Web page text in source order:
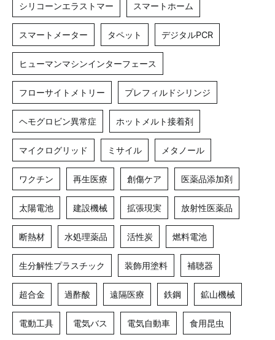
シリコーンエラストマー スマートホーム
スマートメーター タペット デジタルPCR
ヒューマンマシンインターフェース
フローサイトメトリー プレフィルドシリンジ
ヘモグロビン異常症 ホットメルト接着剤
マイクログリッド ミサイル メタノール
ワクチン 再生医療 創傷ケア 医薬品添加剤
太陽電池 建設機械 拡張現実 放射性医薬品
断熱材 水処理薬品 活性炭 燃料電池
生分解性プラスチック 装飾用塗料 補聴器
超合金 過酢酸 遠隔医療 鉄鋼 鉱山機械
電動工具 電気バス 電気自動車 食用昆虫